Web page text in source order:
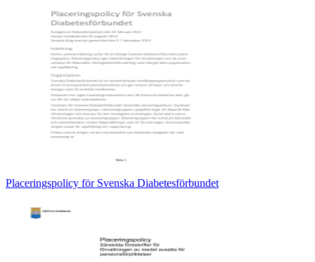
Placeringspolicy för Svenska Diabetesförbundet